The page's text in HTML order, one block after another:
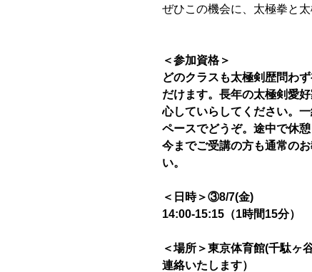
ぜひこの機会に、太極拳と
＜参加資格＞
どのクラスも太極剣歴問わ
だけます。長年の太極剣愛
心していらしてください。
ペースでどうぞ。途中で休憩
今までご受講の方も通常の
い。
＜日時＞③8/7(金)
14:00-15:15（1時間15分）
＜場所＞東京体育館(千駄ヶ
連絡いたします）